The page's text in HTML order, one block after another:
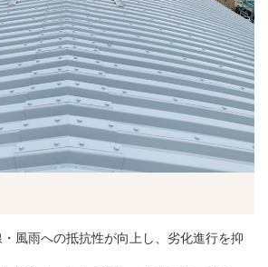
風雨への抵抗性が向上し、劣化進行を抑